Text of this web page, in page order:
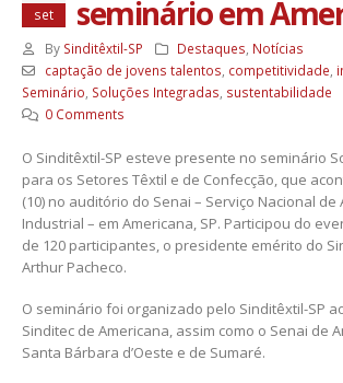
set
seminário em
By Sinditêxtil-SP Destaques Notícias
captação de jovens talentos competitividade
Seminário Soluções Integradas sustentabilidade
0 Comments
O Sinditêxtil-SP esteve presente no seminário
para os Setores Têxtil e de Confecção, que
(10) no auditório do Senai – Serviço Nacional de
Industrial – em Americana, SP. Participou do
de 120 participantes, o presidente emérito do
Arthur Pacheco.
O seminário foi organizado pelo Sinditêxtil-SP
Sinditec de Americana, assim como o Senai de
Santa Bárbara d’Oeste e de Sumaré.